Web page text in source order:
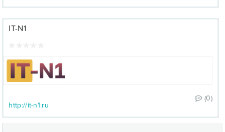
IT-N1
(0)
http://it-n1.ru